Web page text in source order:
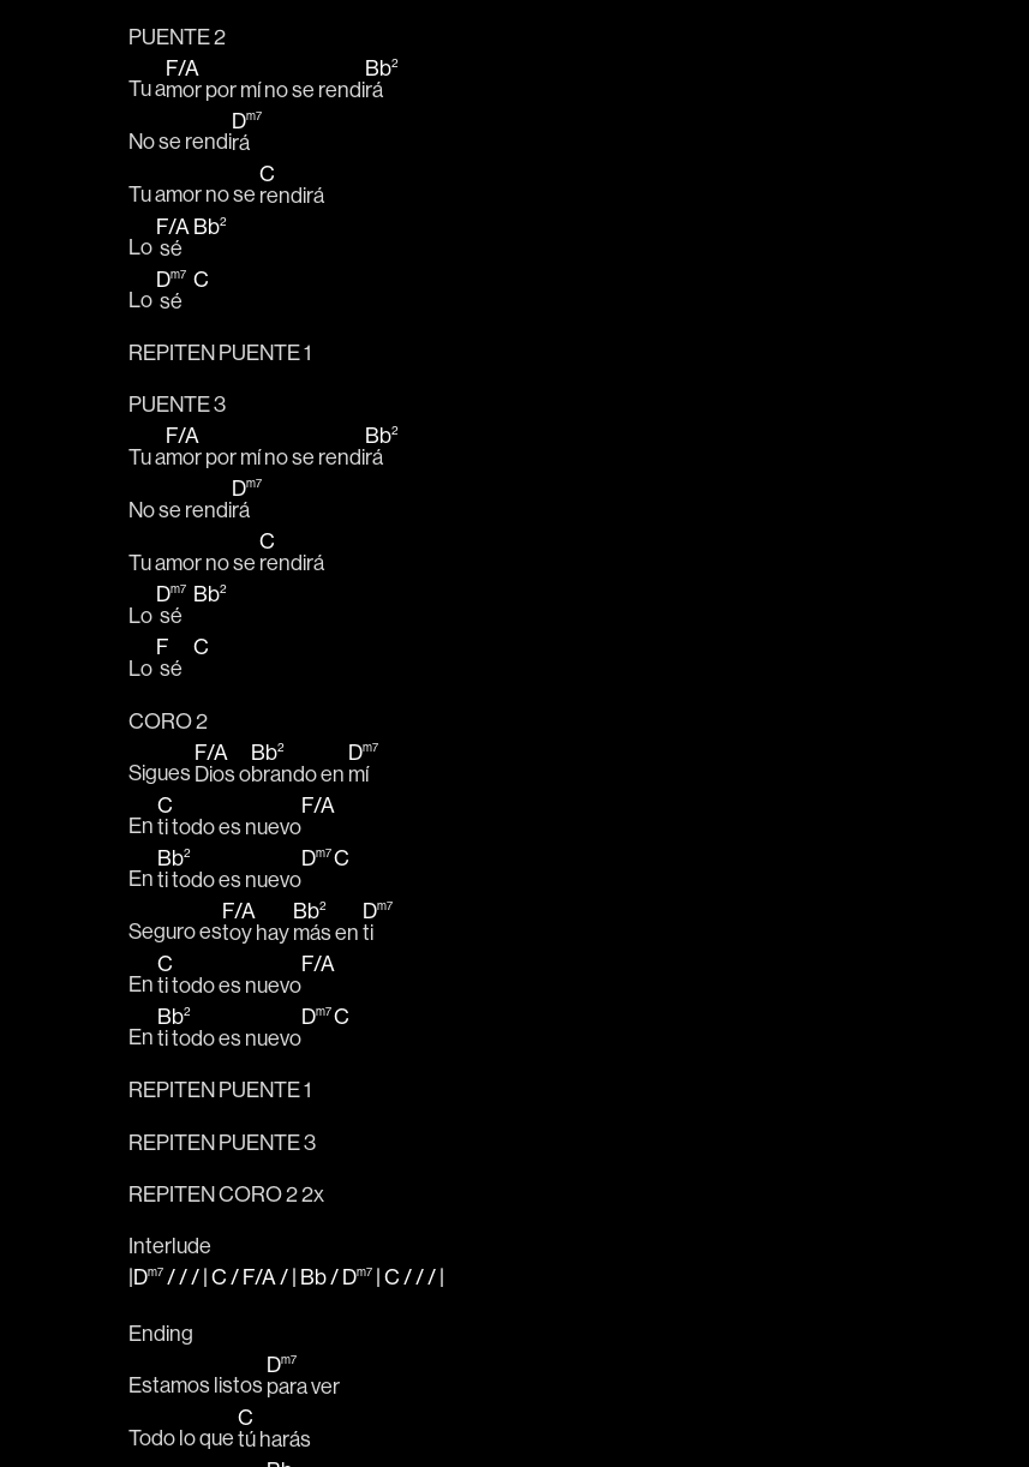
PUENTE 2
Tu a
F/A
mor por mí no se rendi
Bb2
rá
No se rendi
Dm7
rá
Tu amor no se
C
rendirá
Lo
F/A
sé
Bb2
Lo
Dm7
sé
C
REPITEN PUENTE 1
PUENTE 3
Tu a
F/A
mor por mí no se rendi
Bb2
rá
No se rendi
Dm7
rá
Tu amor no se
C
rendirá
Lo
Dm7
sé
Bb2
Lo
F
sé
C
CORO 2
Sigues
F/A
Dios o
Bb2
brando en
Dm7
mí
En
C
ti todo es nuevo
F/A
En
Bb2
ti todo es nuevo
Dm7C
Seguro es
F/A
toy hay
Bb2
más en
Dm7
ti
En
C
ti todo es nuevo
F/A
En
Bb2
ti todo es nuevo
Dm7C
REPITEN PUENTE 1
REPITEN PUENTE 3
REPITEN CORO 2 2x
Interlude
|Dm7 / / / |C/F/A/ | Bb/Dm7 |C/ / /|
Ending
Estamos listos
Dm7
para ver
Todo lo que
C
tú harás